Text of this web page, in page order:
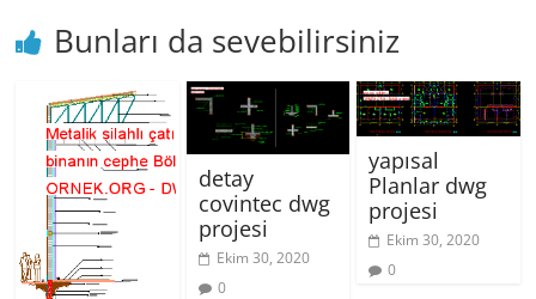
Bunları da sevebilirsiniz
detay
covintec dwg
projesi
Ekim 30, 2020
0
yapısal
Planlar dwg
projesi
Ekim 30, 2020
0